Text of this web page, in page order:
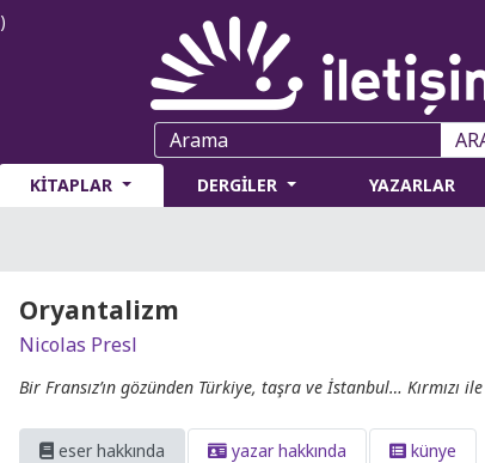
)
KİTAPLAR DERGİLER YAZARLAR
Oryantalizm
Nicolas Presl
Bir Fransız’ın gözünden Türkiye, taşra ve İstanbul…
eser hakkında yazar hakkında künye